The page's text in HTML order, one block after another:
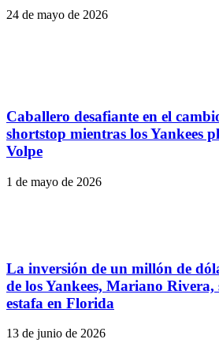
24 de mayo de 2026
Caballero desafiante en el
shortstop mientras los Yankees
Volpe
1 de mayo de 2026
La inversión de un millón de
de los Yankees, Mariano Rivera,
estafa en Florida
13 de junio de 2026